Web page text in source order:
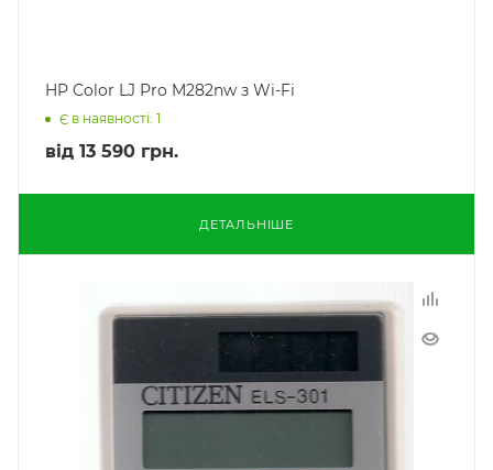
HP Color LJ Pro M282nw з Wi-Fi
Є в наявності: 1
від 13 590 грн.
ДЕТАЛЬНІШЕ